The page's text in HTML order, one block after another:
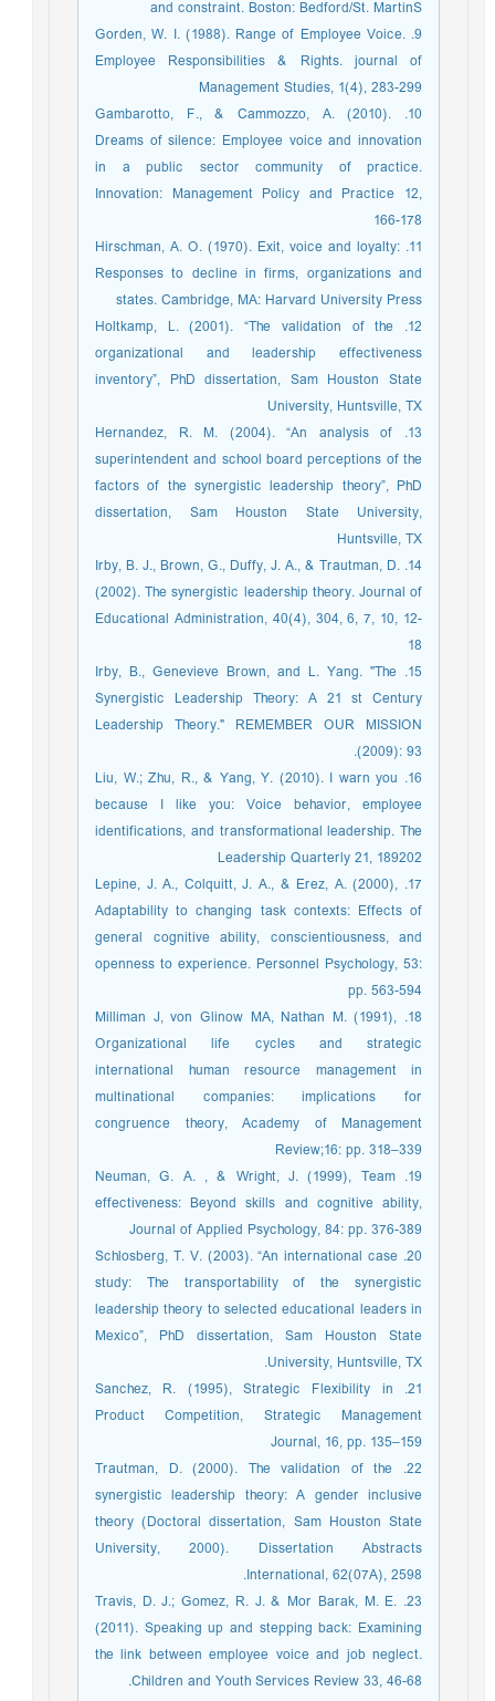
and constraint. Boston: Bedford/St. MartinS
9. Gorden, W. I. (1988). Range of Employee Voice.
Employee Responsibilities & Rights. journal of
Management Studies, 1(4), 283-299
10. Gambarotto, F., & Cammozzo, A. (2010).
Dreams of silence: Employee voice and innovation
in a public sector community of practice.
Innovation: Management Policy and Practice 12,
166-178
11. Hirschman, A. O. (1970). Exit, voice and loyalty:
Responses to decline in firms, organizations and
states. Cambridge, MA: Harvard University Press
12. Holtkamp, L. (2001). “The validation of the
organizational and leadership effectiveness
inventory”, PhD dissertation, Sam Houston State
University, Huntsville, TX
13. Hernandez, R. M. (2004). “An analysis of
superintendent and school board perceptions of the
factors of the synergistic leadership theory”, PhD
dissertation, Sam Houston State University,
Huntsville, TX
14. Irby, B. J., Brown, G., Duffy, J. A., & Trautman, D.
(2002). The synergistic leadership theory. Journal of
Educational Administration, 40(4), 304, 6, 7, 10, 12-
18
15. Irby, B., Genevieve Brown, and L. Yang. "The
Synergistic Leadership Theory: A 21 st Century
Leadership Theory." REMEMBER OUR MISSION
(2009): 93.
16. Liu, W.; Zhu, R., & Yang, Y. (2010). I warn you
because I like you: Voice behavior, employee
identifications, and transformational leadership. The
Leadership Quarterly 21, 189202
17. Lepine, J. A., Colquitt, J. A., & Erez, A. (2000),
Adaptability to changing task contexts: Effects of
general cognitive ability, conscientiousness, and
openness to experience. Personnel Psychology, 53:
pp. 563-594
18. Milliman J, von Glinow MA, Nathan M. (1991),
Organizational life cycles and strategic
international human resource management in
multinational companies: implications for
congruence theory, Academy of Management
Review;16: pp. 318–339
19. Neuman, G. A. , & Wright, J. (1999), Team
effectiveness: Beyond skills and cognitive ability,
Journal of Applied Psychology, 84: pp. 376-389
20. Schlosberg, T. V. (2003). “An international case
study: The transportability of the synergistic
leadership theory to selected educational leaders in
Mexico”, PhD dissertation, Sam Houston State
University, Huntsville, TX.
21. Sanchez, R. (1995), Strategic Flexibility in
Product Competition, Strategic Management
Journal, 16, pp. 135–159
22. Trautman, D. (2000). The validation of the
synergistic leadership theory: A gender inclusive
theory (Doctoral dissertation, Sam Houston State
University, 2000). Dissertation Abstracts
International, 62(07A), 2598.
23. Travis, D. J.; Gomez, R. J. & Mor Barak, M. E.
(2011). Speaking up and stepping back: Examining
the link between employee voice and job neglect.
Children and Youth Services Review 33, 46-68.